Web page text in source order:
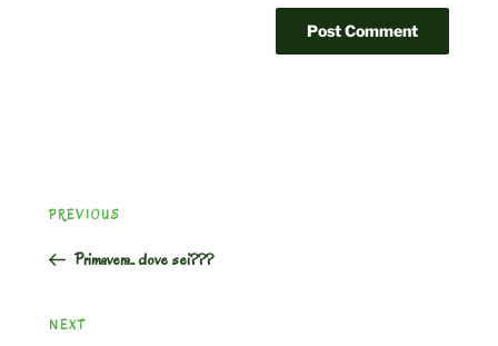
navigation
Previous
PREVIOUS
Primavera.. dove sei???
Next
NEXT